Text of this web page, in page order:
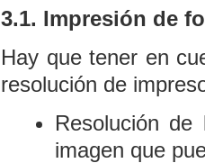
3.1. Impresión de
Hay que tener en
resolución de
Resolución
imagen que